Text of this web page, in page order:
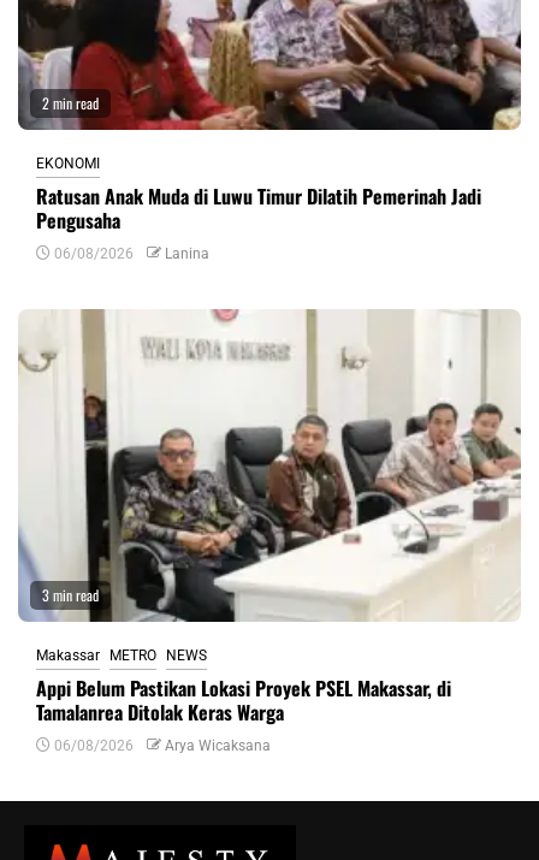
2 min read
EKONOMI
Ratusan Anak Muda di Luwu Timur Dilatih Pemerinah Jadi
Pengusaha
06/08/2026 Lanina
3 min read
Makassar METRO NEWS
Appi Belum Pastikan Lokasi Proyek PSEL Makassar, di
Tamalanrea Ditolak Keras Warga
06/08/2026 Arya Wicaksana